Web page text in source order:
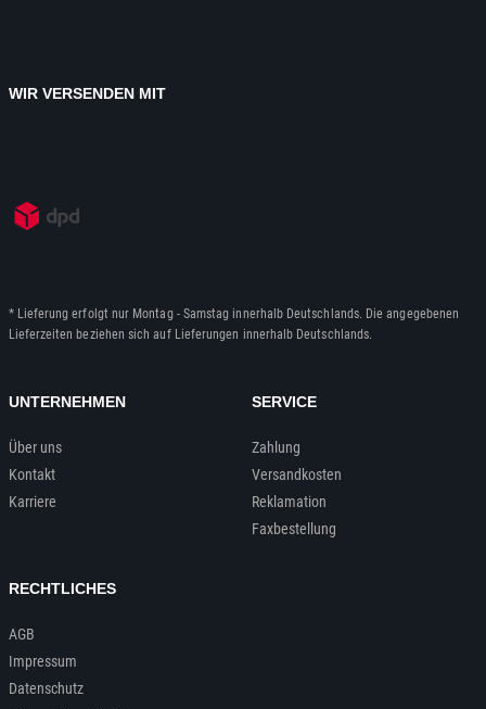
WIR VERSENDEN MIT
* Lieferung erfolgt nur Montag - Samstag innerhalb Deutschlands. Die angegebenen
Lieferzeiten beziehen sich auf Lieferungen innerhalb Deutschlands.
UNTERNEHMEN
Über uns
Kontakt
Karriere
SERVICE
Zahlung
Versandkosten
Reklamation
Faxbestellung
RECHTLICHES
AGB
Impressum
Datenschutz